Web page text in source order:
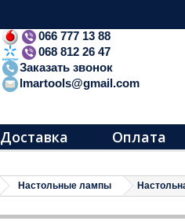
066 777 13 88
068 812 26 47
Заказать звонок
lmartools@gmail.com
Доставка Оплата
Настольные лампы